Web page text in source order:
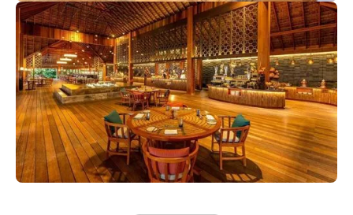
JFK (Junk Food Kitchen)
Ресторан предлагает гостям попробовать необычную
кухню полезного фастфуда. Безглютеновые начос или
вегетарианские крылышки из цветной капусты в
рисовом тесте и эксклюзивный безглютеновый бургер.
Для тех, кто предпочитает мясо, подадут лучшие
нарезки из выдержанной говядины, стейк Tomahawk и
другие гастрономические шедевры.